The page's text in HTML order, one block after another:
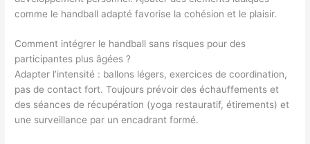
comme le handball adapté favorise la cohésion et le plaisir.
Comment intégrer le handball sans risques pour des
participantes plus âgées ?
Adapter l’intensité : ballons légers, exercices de coordination,
pas de contact fort. Toujours prévoir des échauffements et
des séances de récupération (yoga restauratif, étirements) et
une surveillance par un encadrant formé.